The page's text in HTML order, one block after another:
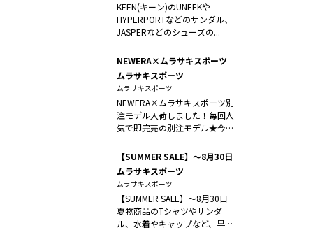
KEEN(キーン)のUNEEKや
HYPERPORTなどのサンダル、
JASPERなどのシューズの...
NEWERA×ムラサキスポーツ
ムラサキスポーツ
ムラサキスポーツ
NEWERA×ムラサキスポーツ別
注モデル入荷しました！毎回人
気で即完売の別注モデル★今回
【SUMMER SALE】〜8月30日
ムラサキスポーツ
ムラサキスポーツ
【SUMMER SALE】〜8月30日
夏物商品のTシャツやサンダ
ル、水着やキャップなど、早く